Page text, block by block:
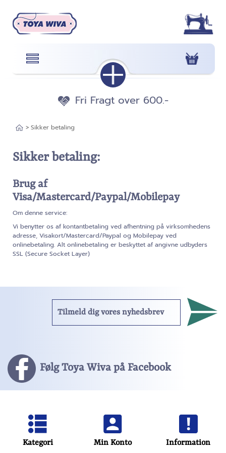
Fri Fragt over 600.-
> Sikker betaling
Sikker betaling:
Brug af
Visa/Mastercard/Paypal/Mobilepay
Om denne service:
Vi benytter os af kontantbetaling ved afhentning på virksomhedens
adresse, Visakort/Mastercard/Paypal og Mobilepay ved
onlinebetaling. Alt onlinebetaling er beskyttet af angivne udbyders
SSL (Secure Socket Layer)
Følg Toya Wiva på Facebook
Kategori Min Konto Information